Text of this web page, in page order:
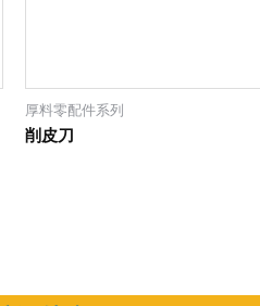
厚料零配件系列
削皮刀